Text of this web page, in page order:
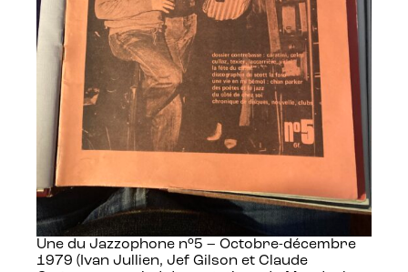
Une du Jazzophone n°5 – Octobre-décembre
1979 (Ivan Jullien, Jef Gilson et Claude